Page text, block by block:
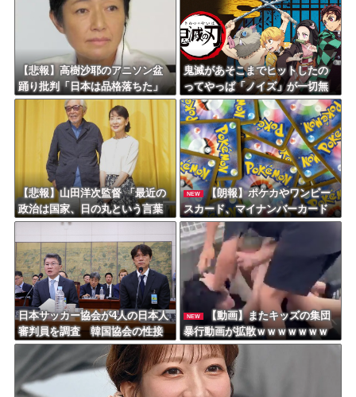
【悲報】高樹沙耶のアニソン盆
踊り批判「日本は品格落ちた」
で大論争！過去の大麻発言にも
飛び火…「炎上気味なので」自
ら幕引き図る
鬼滅があそこまでヒットしたの
ってやっぱ「ノイズ」が一切無
いからよな
【悲報】山田洋次監督 「最近の
政治は国家、日の丸という言葉
を、間違った方向に使ってい
る」
NEW
【朗報】ポケカやワンピー
スカード、マイナンバーカード
がないと購入不可能へｗｗｗｗ
ｗｗｗｗ
日本サッカー協会が4人の日本人
審判員を調査 韓国協会の性接
待疑惑で
NEW
【動画】またキッズの集団
暴行動画が拡散ｗｗｗｗｗｗｗ
ｗｗｗｗｗｗ